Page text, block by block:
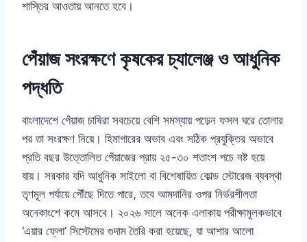
শাস্তির আওতায় আনতে হবে।
পেঁয়াজ সংরক্ষণে কৃষকের চ্যালেঞ্জ ও আধুনিক
পদ্ধতি
বাংলাদেশে পেঁয়াজ চাষিরা সবচেয়ে বেশি সমস্যায় পড়েন ফসল ঘরে তোলার
পর তা সংরক্ষণ নিয়ে। হিমাগারের অভাব এবং সঠিক প্রযুক্তির অভাবে
প্রতি বছর উত্তোলিত পেঁয়াজের প্রায় ২৫-৩০ শতাংশ পচে নষ্ট হয়ে
যায়। সরকার যদি আধুনিক সাইলো বা বিশেষায়িত কোল্ড স্টোরেজ ব্যবস্থা
তৃণমূল পর্যায়ে পৌঁছে দিতে পারে, তবে আমদানির ওপর নির্ভরশীলতা
অনেকাংশে কমে আসবে। ২০২৬ সালে অনেক এলাকায় পরীক্ষামূলকভাবে
‘এয়ার ফ্লো’ সিস্টেমের গুদাম তৈরি করা হয়েছে, যা আশার আলো